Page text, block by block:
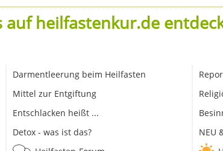
heilfastenkur.de
Darmentleerung beim Heilfasten
Mittel zur Entgiftung
Entschlacken heißt ...
Detox - was ist das?
NEU